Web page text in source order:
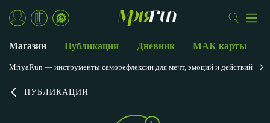
ПУБЛИКАЦИИ
Магазин Публикации Дневник МАК карты
MriyaRun — инструменты саморефлексии для мечт, эмоций и действий